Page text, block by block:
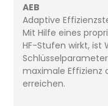
AEB
Adaptive
Mit Hilfe eines
HF-Stufen wirkt, ist
maximale Effizienz
erreichen.